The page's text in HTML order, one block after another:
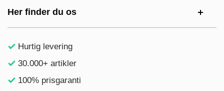
Her finder du os
Hurtig levering
30.000+ artikler
100% prisgaranti